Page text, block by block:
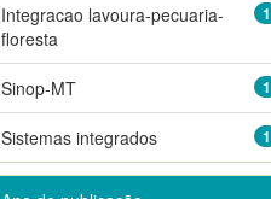
1
Integracao lavoura-pecuaria-
floresta
1
Sinop-MT
1
Sistemas integrados